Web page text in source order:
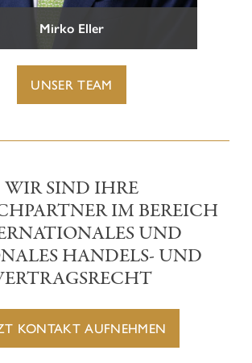
Mirko Eller
UNSER TEAM
WIR SIND IHRE
IM BEREICH
UND
HANDELS- UND
KONTAKT AUFNEHMEN